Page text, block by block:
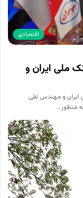
اقتصادی
ملی ایران و
ایران و مهندس علی
منظور…